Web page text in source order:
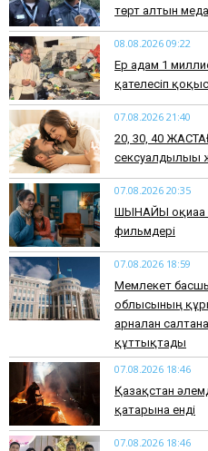
төрт алтын
08.08.2026 09:22
Ер адам 1
қателесіп
07.08.2026 21:40
​20, 30, 40
сексуалдылығы
07.08.2026 20:35
​ШЫНАЙЫ оқиғаға
фильмдері
07.08.2026 18:59
Мемлекет
облысының
арналған
құттықтады
07.08.2026 18:46
Қазақстан
қатарына енді
07.08.2026 18:46